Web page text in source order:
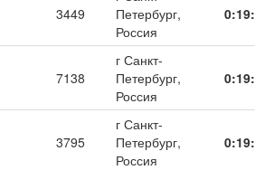
3449
Петербург,
Россия
7138
г Санкт-
Петербург,
Россия
3795
г Санкт-
Петербург,
Россия